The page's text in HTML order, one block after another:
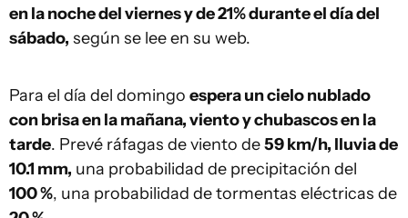
en la noche del viernes y de 21% durante el día del
sábado, según se lee en su web.
Para el día del domingo espera un cielo nublado
con brisa en la mañana, viento y chubascos en la
tarde. Prevé ráfagas de viento de59 km/h, lluvia de
10.1 mm, una probabilidad de precipitación del
100 %, una probabilidad de tormentas eléctricas de